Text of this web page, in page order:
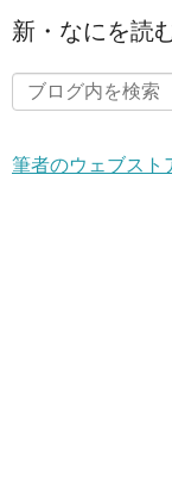
新・なにを読
筆者のウェブスト